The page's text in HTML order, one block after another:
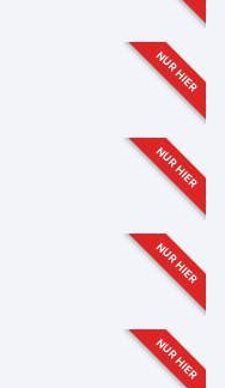
NUR HIER
NUR HIER
NUR HIER
NUR HIER